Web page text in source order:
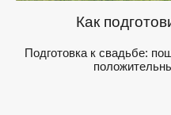
Как
Подготовка к свадьбе: